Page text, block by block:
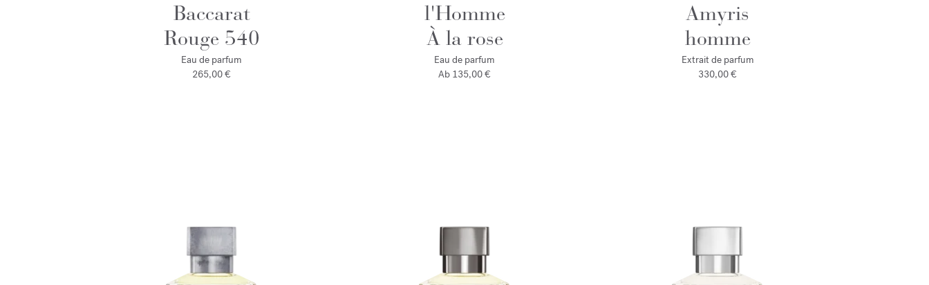
Baccarat
Rouge 540
Eau de parfum
265,00 €
l'Homme
À la rose
Eau de parfum
Ab 135,00 €
Amyris
homme
Extrait de parfum
330,00 €